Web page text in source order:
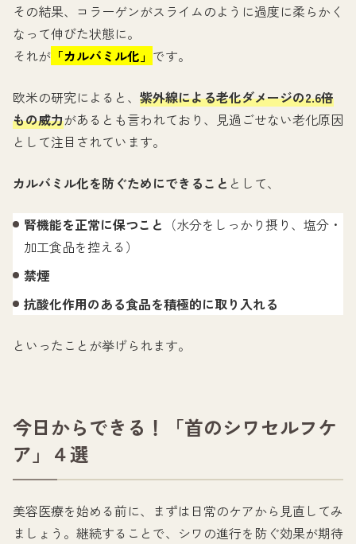
その結果、コラーゲンがスライムのように過度に柔らかく
なって伸びた状態に。
それが 「カルバミル化」 です。
欧米の研究によると、 紫外線による老化ダメージの2.6倍
もの威力があるとも言われており、見過ごせない老化原因
として注目されています。
カルバミル化を防ぐためにできること として、
腎機能を正常に保つこと （水分をしっかり摂り、塩分・
加工食品を控える）
禁煙
抗酸化作用のある食品を積極的に取り入れる
といったことが挙げられます。
今日からできる！「首のシワセルフケ
ア」４選
美容医療を始める前に、まずは日常のケアから見直してみ
ましょう。継続することで、シワの進行を防ぐ効果が期待